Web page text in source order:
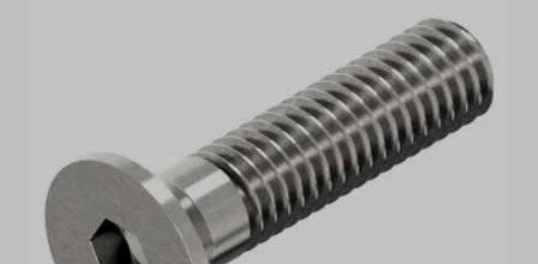
Pedidos de cotação
Marcas